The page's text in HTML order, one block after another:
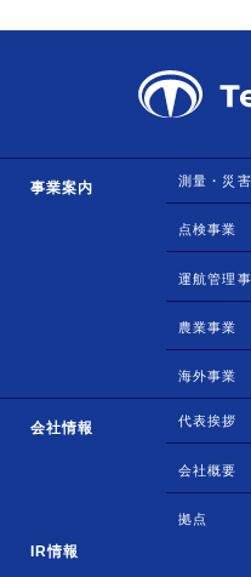
事業案内 測量・災
点検事業
運航管理
農業事業
海外事業
会社情報 代表挨拶
会社概要
拠点
IR情報